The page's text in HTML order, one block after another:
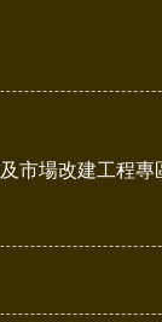
市場改建工程專